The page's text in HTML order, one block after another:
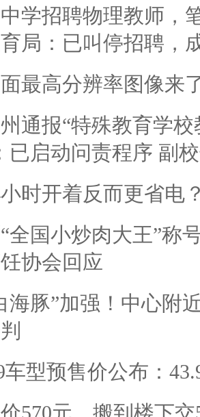
学招聘物理教师，
局：已叫停招聘，
最高分辨率图像来
通报“特殊教育学
已启动问责程序 副
时开着反而更省电
全国小炒肉大王”称
协会回应
海豚”加强！中心附
车型预售价公布：